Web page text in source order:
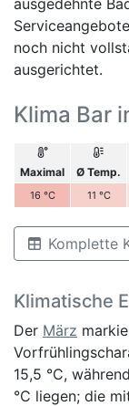
ausgedehnte
noch nicht
ausgerichtet.
Klima Bar
Maximal Ø Temp.
16 °C 11 °C
Komplette
Klimatische
Der März
15,5 °C,
°C liegen; die